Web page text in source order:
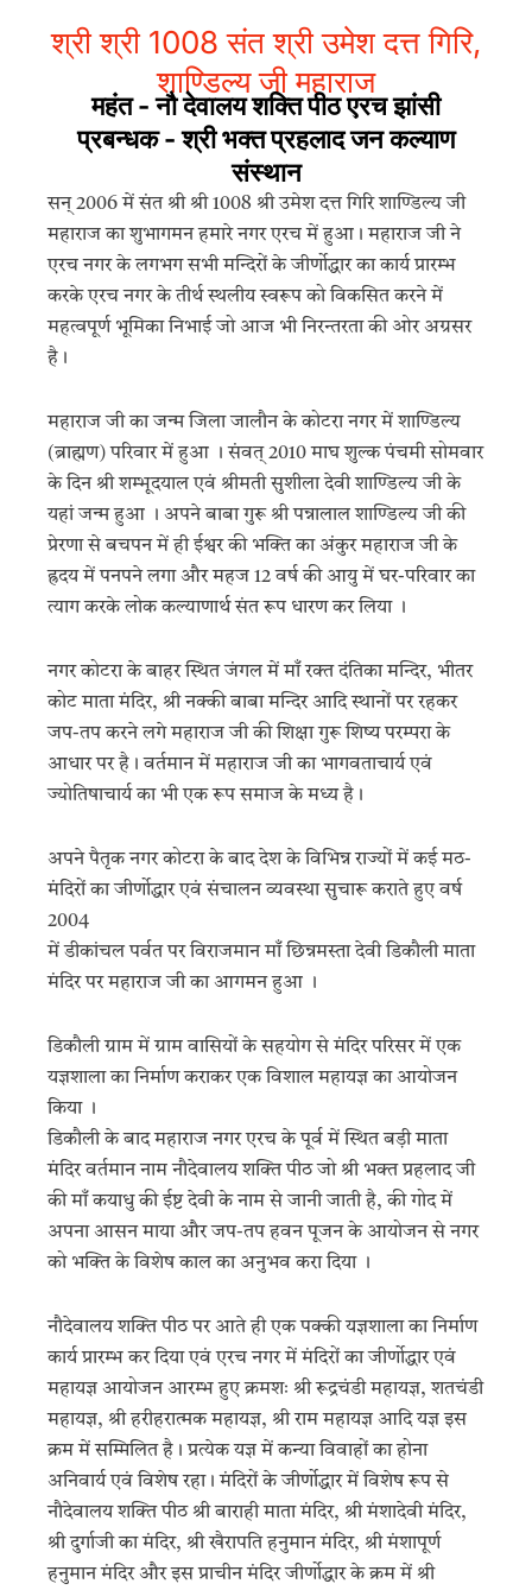
श्री श्री 1008 संत श्री उमेश दत्त गिरि,
शाण्डिल्य जी महाराज
महंत - नौ देवालय शक्ति पीठ एरच झांसी
प्रबन्धक - श्री भक्त प्रहलाद जन कल्याण
संस्थान
सन् 2006 में संत श्री श्री 1008 श्री उमेश दत्त गिरि शाण्डिल्य जी
महाराज का शुभागमन हमारे नगर एरच में हुआ। महाराज जी ने
एरच नगर के लगभग सभी मन्दिरों के जीर्णोद्धार का कार्य प्रारम्भ
करके एरच नगर के तीर्थ स्थलीय स्वरूप को विकसित करने में
महत्वपूर्ण भूमिका निभाई जो आज भी निरन्तरता की ओर अग्रसर
है।
महाराज जी का जन्म जिला जालौन के कोटरा नगर में शाण्डिल्य
(ब्राह्मण) परिवार में हुआ । संवत् 2010 माघ शुल्क पंचमी सोमवार
के दिन श्री शम्भूदयाल एवं श्रीमती सुशीला देवी शाण्डिल्य जी के
यहां जन्म हुआ । अपने बाबा गुरू श्री पन्नालाल शाण्डिल्य जी की
प्रेरणा से बचपन में ही ईश्वर की भक्ति का अंकुर महाराज जी के
ह्रदय में पनपने लगा और महज 12 वर्ष की आयु में घर-परिवार का
त्याग करके लोक कल्याणार्थ संत रूप धारण कर लिया ।
नगर कोटरा के बाहर स्थित जंगल में माँ रक्त दंतिका मन्दिर, भीतर
कोट माता मंदिर, श्री नक्की बाबा मन्दिर आदि स्थानों पर रहकर
जप-तप करने लगे महाराज जी की शिक्षा गुरू शिष्य परम्परा के
आधार पर है। वर्तमान में महाराज जी का भागवताचार्य एवं
ज्योतिषाचार्य का भी एक रूप समाज के मध्य है।
अपने पैतृक नगर कोटरा के बाद देश के विभिन्न राज्यों में कई मठ-
मंदिरों का जीर्णोद्धार एवं संचालन व्यवस्था सुचारू कराते हुए वर्ष
2004
में डीकांचल पर्वत पर विराजमान माँ छिन्नमस्ता देवी डिकौली माता
मंदिर पर महाराज जी का आगमन हुआ ।
डिकौली ग्राम में ग्राम वासियों के सहयोग से मंदिर परिसर में एक
यज्ञशाला का निर्माण कराकर एक विशाल महायज्ञ का आयोजन
किया ।
डिकौली के बाद महाराज नगर एरच के पूर्व में स्थित बड़ी माता
मंदिर वर्तमान नाम नौदेवालय शक्ति पीठ जो श्री भक्त प्रहलाद जी
की माँ कयाधु की ईष्ट देवी के नाम से जानी जाती है, की गोद में
अपना आसन माया और जप-तप हवन पूजन के आयोजन से नगर
को भक्ति के विशेष काल का अनुभव करा दिया ।
नौदेवालय शक्ति पीठ पर आते ही एक पक्की यज्ञशाला का निर्माण
कार्य प्रारम्भ कर दिया एवं एरच नगर में मंदिरों का जीर्णोद्धार एवं
महायज्ञ आयोजन आरम्भ हुए क्रमशः श्री रूद्रचंडी महायज्ञ, शतचंडी
महायज्ञ, श्री हरीहरात्मक महायज्ञ, श्री राम महायज्ञ आदि यज्ञ इस
क्रम में सम्मिलित है। प्रत्येक यज्ञ में कन्या विवाहों का होना
अनिवार्य एवं विशेष रहा। मंदिरों के जीर्णोद्धार में विशेष रूप से
नौदेवालय शक्ति पीठ श्री बाराही माता मंदिर, श्री मंशादेवी मंदिर,
श्री दुर्गाजी का मंदिर, श्री खैरापति हनुमान मंदिर, श्री मंशापूर्ण
हनुमान मंदिर और इस प्राचीन मंदिर जीर्णोद्धार के क्रम में श्री